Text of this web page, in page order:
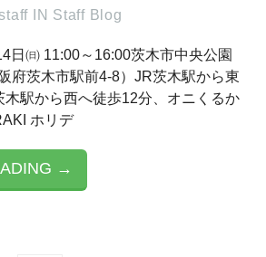
IN Staff Blog
日㈰ 11:00～16:00茨木市中央公園
府茨木市駅前4-8）JR茨木駅から東
駅から西へ徒歩12分、オニくるか
ホリデ
→